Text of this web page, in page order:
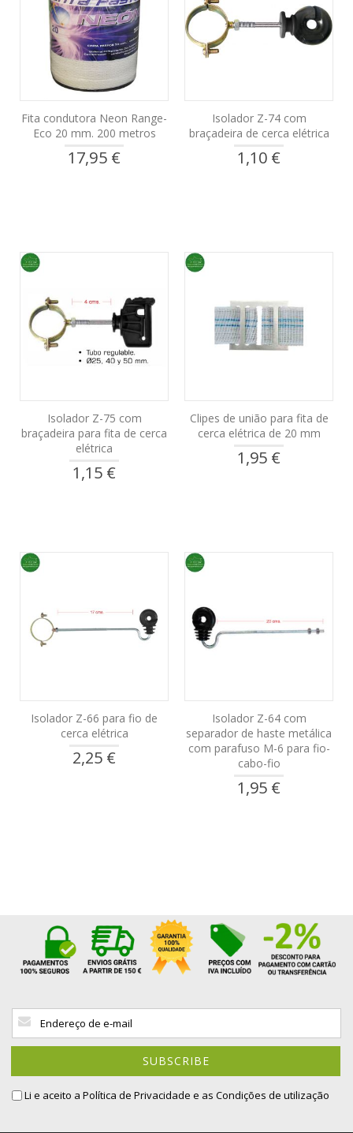
Fita condutora Neon Range-
Eco 20 mm. 200 metros
17,95 €
Isolador Z-74 com
braçadeira de cerca elétrica
1,10 €
Isolador Z-75 com
braçadeira para fita de cerca
elétrica
1,15 €
Clipes de união para fita de
cerca elétrica de 20 mm
1,95 €
Isolador Z-66 para fio de
cerca elétrica
2,25 €
Isolador Z-64 com
separador de haste metálica
com parafuso M-6 para fio-
cabo-fio
1,95 €
Sign
Up
for
SUBSCRIBE
Li e aceito a Política de Privacidade e as Condições de utilização